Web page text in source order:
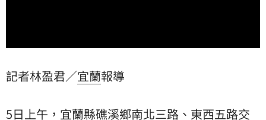
記者林盈君／宜蘭報導
5日上午，宜蘭縣礁溪鄉南北三路、東西五路交